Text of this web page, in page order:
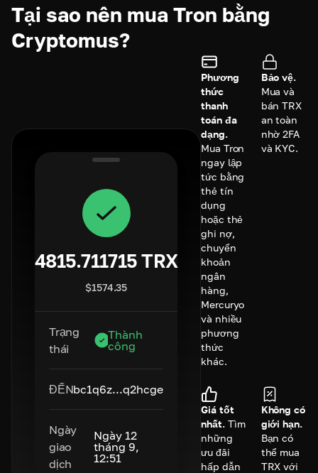
Tại sao nên mua Tron bằng
Cryptomus?
4815.711715 TRX
$1574.35
Trạng
thái
Thành
công
ĐẾNbc1q6z...q2hcge
Ngày
giao
dịch
Ngày 12
tháng 9,
12:51
Phương
thức
thanh
toán đa
dạng.
Mua Tron
ngay lập
tức bằng
thẻ tín
dụng
hoặc thẻ
ghi nợ,
chuyển
khoản
ngân
hàng,
Mercuryo
và nhiều
phương
thức
khác.
Bảo vệ.
Mua và
bán TRX
an toàn
nhờ 2FA
và KYC.
Giá tốt
nhất. Tìm
những
ưu đãi
hấp dẫn
Không có
giới hạn.
Bạn có
thể mua
TRX với